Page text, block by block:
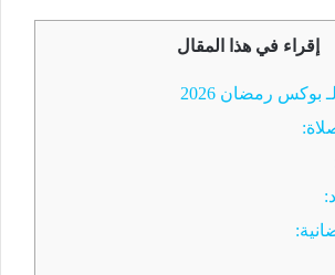
إقراء في هذا المقال
بوكس رمضان 2026